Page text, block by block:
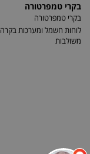
בקרי טמפרטורה
בקרי טמפרטורה
לוחות חשמל ומערכות בקרה
משולבות